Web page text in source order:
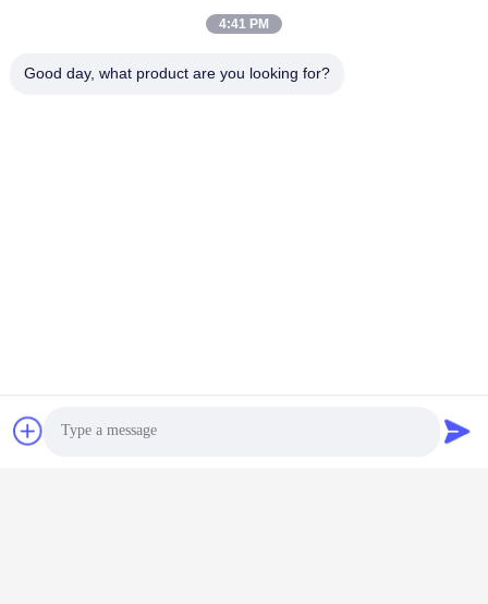
Zhongshan Luma Caster
0086-133-2290-0984
4:41 PM
Good day, what product are you looking for?